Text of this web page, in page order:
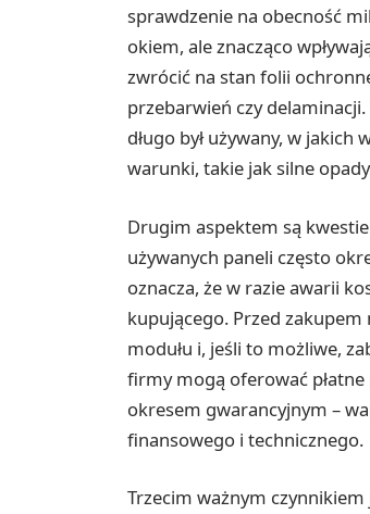
sprawdzenie na obecność
okiem, ale znacząco
zwrócić na stan folii
przebarwień czy
długo był używany, w jakich
warunki, takie jak silne
Drugim aspektem są
używanych paneli często
oznacza, że w razie awarii
kupującego. Przed
modułu i, jeśli to możliwe,
firmy mogą oferować
okresem gwarancyjnym –
finansowego i technicznego.
Trzecim ważnym